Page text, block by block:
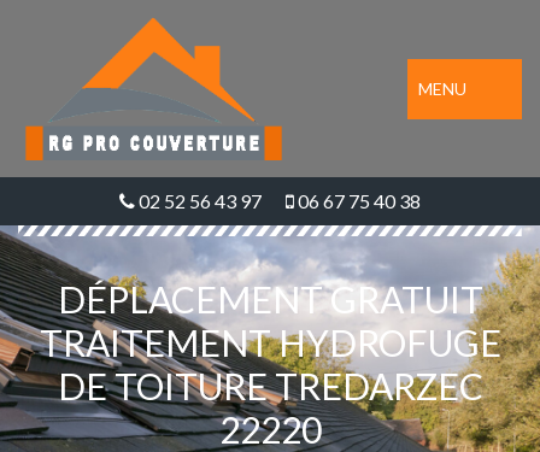
MENU
02 52 56 43 97 06 67 75 40 38
DÉPLACEMENT GRATUIT
TRAITEMENT HYDROFUGE
DE TOITURE TREDARZEC
22220